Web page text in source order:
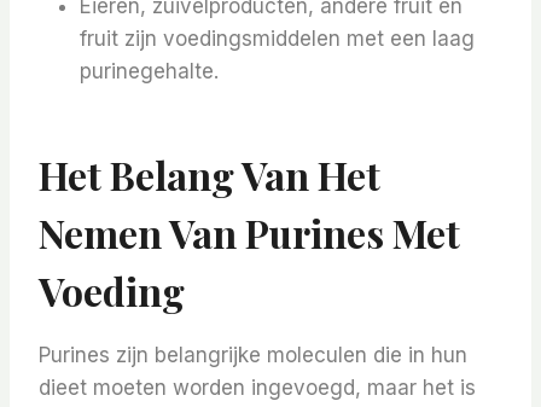
Eieren, zuivelproducten, andere fruit en
fruit zijn voedingsmiddelen met een laag
purinegehalte.
Het Belang Van Het
Nemen Van Purines Met
Voeding
Purines zijn belangrijke moleculen die in hun
dieet moeten worden ingevoegd, maar het is